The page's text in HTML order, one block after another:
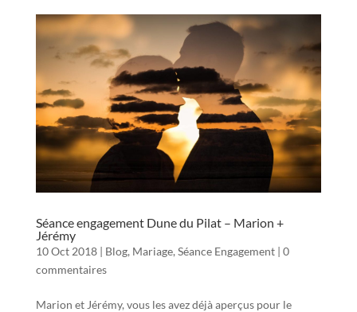
Séance engagement Dune du Pilat – Marion +
Jérémy
10 Oct 2018| Blog, Mariage, Séance Engagement| 0
commentaires
Marion et Jérémy, vous les avez déjà aperçus pour le